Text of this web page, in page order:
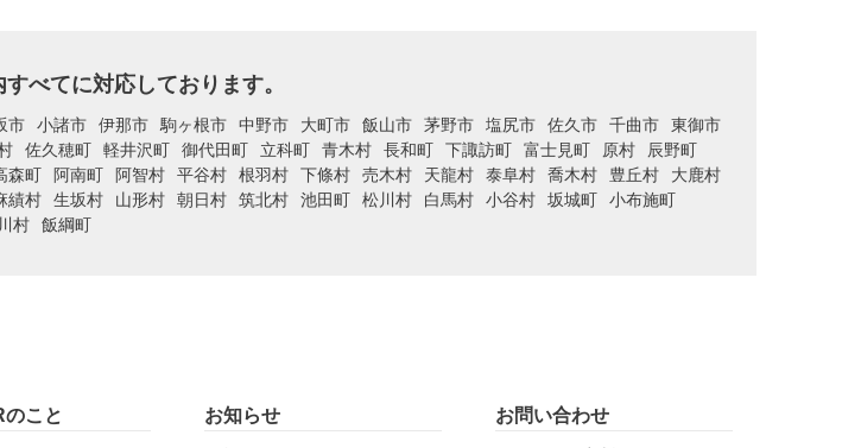
べてに対応しております。
市 小諸市 伊那市 駒ヶ根市 中野市 大町市 飯山市 茅野市 塩尻市 佐久市 千曲市
東御市
佐久穂町 軽井沢町 御代田町 立科町 青木村 長和町 下諏訪町 富士見町 原村
辰野町
森町 阿南町 阿智村 平谷村 根羽村 下條村 売木村 天龍村 泰阜村 喬木村 豊丘村
大鹿村
績村 生坂村 山形村 朝日村 筑北村 池田町 松川村 白馬村 小谷村 坂城町
小布施町
村 飯綱町
のこと
お知らせ
お問い合わせ